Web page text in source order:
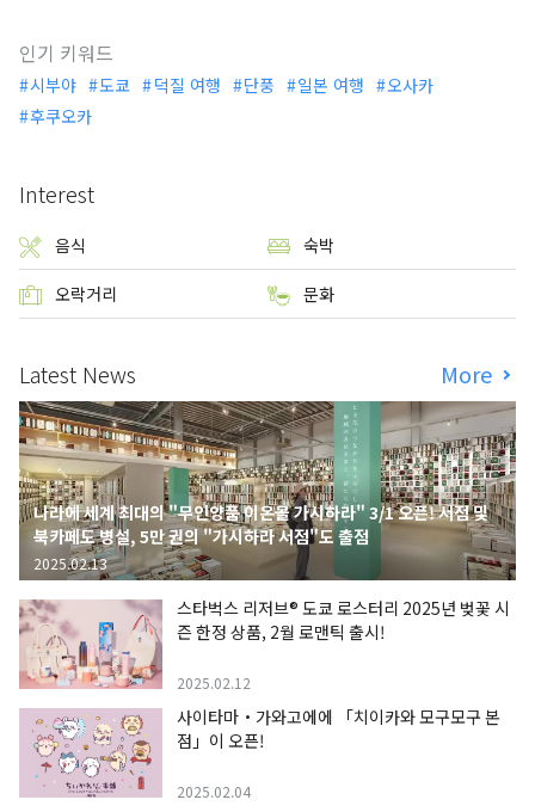
인기 키워드
시부야 도쿄 덕질 여행 단풍 일본 여행
오사카
후쿠오카
Interest
음식 숙박
오락거리 문화
Latest News More
나라에 세계 최대의 "무인양품 이온몰 가시하라" 3/1 오픈! 서점 및
북카페도 병설, 5만 권의 "가시하라 서점"도 출점
2025.02.13
스타벅스 리저브® 도쿄 로스터리 2025년 벚꽃 시
즌 한정 상품, 2월 로맨틱 출시!
2025.02.12
사이타마・가와고에에 「치이카와 모구모구 본
점」이 오픈!
2025.02.04